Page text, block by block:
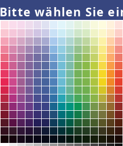
Bitte wählen Sie